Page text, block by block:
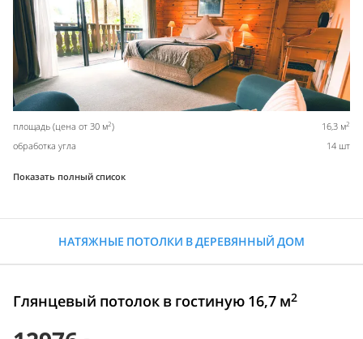
площадь (цена от 30 м2) 16,3 м2
обработка угла 14 шт
Показать полный список
НАТЯЖНЫЕ ПОТОЛКИ В ДЕРЕВЯННЫЙ ДОМ
Глянцевый потолок в гостиную 16,7 м2